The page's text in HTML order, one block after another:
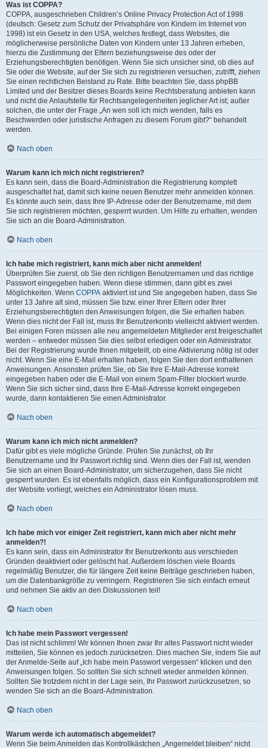
Was ist COPPA?
COPPA, ausgeschrieben Children’s Online Privacy Protection Act of 1998
(deutsch: Gesetz zum Schutz der Privatsphäre von Kindern im Internet von
1998) ist ein Gesetz in den USA, welches festlegt, dass Websites, die
möglicherweise persönliche Daten von Kindern unter 13 Jahren erheben,
hierzu die Zustimmung der Eltern beziehungsweise des oder der
Erziehungsberechtigten benötigen. Wenn Sie sich unsicher sind, ob dies auf
Sie oder die Website, auf der Sie sich zu registrieren versuchen, zutrifft, ziehen
Sie einen rechtlichen Beistand zu Rate. Bitte beachten Sie, dass phpBB
Limited und der Besitzer dieses Boards keine Rechtsberatung anbieten kann
und nicht die Anlaufstelle für Rechtsangelegenheiten jeglicher Art ist; außer
solchen, die unter der Frage „An wen soll ich mich wenden, falls es
Beschwerden oder juristische Anfragen zu diesem Forum gibt?“ behandelt
werden.
Nach oben
Warum kann ich mich nicht registrieren?
Es kann sein, dass die Board-Administration die Registrierung komplett
ausgeschaltet hat, damit sich keine neuen Benutzer mehr anmelden können.
Es könnte auch sein, dass Ihre IP-Adresse oder der Benutzername, mit dem
Sie sich registrieren möchten, gesperrt wurden. Um Hilfe zu erhalten, wenden
Sie sich an die Board-Administration.
Nach oben
Ich habe mich registriert, kann mich aber nicht anmelden!
Überprüfen Sie zuerst, ob Sie den richtigen Benutzernamen und das richtige
Passwort eingegeben haben. Wenn diese stimmen, dann gibt es zwei
Möglichkeiten. Wenn COPPA aktiviert ist und Sie angegeben haben, dass Sie
unter 13 Jahre alt sind, müssen Sie bzw. einer Ihrer Eltern oder Ihrer
Erziehungsberechtigten den Anweisungen folgen, die Sie erhalten haben.
Wenn dies nicht der Fall ist, muss Ihr Benutzerkonto vielleicht aktiviert werden.
Bei einigen Foren müssen alle neu angemeldeten Mitglieder erst freigeschaltet
werden – entweder müssen Sie dies selbst erledigen oder ein Administrator.
Bei der Registrierung wurde Ihnen mitgeteilt, ob eine Aktivierung nötig ist oder
nicht. Wenn Sie eine E-Mail erhalten haben, folgen Sie den dort enthaltenen
Anweisungen. Ansonsten prüfen Sie, ob Sie Ihre E-Mail-Adresse korrekt
eingegeben haben oder die E-Mail von einem Spam-Filter blockiert wurde.
Wenn Sie sich sicher sind, dass Ihre E-Mail-Adresse korrekt eingegeben
wurde, dann kontaktieren Sie einen Administrator.
Nach oben
Warum kann ich mich nicht anmelden?
Dafür gibt es viele mögliche Gründe. Prüfen Sie zunächst, ob Ihr
Benutzername und Ihr Passwort richtig sind. Wenn dies der Fall ist, wenden
Sie sich an einen Board-Administrator, um sicherzugehen, dass Sie nicht
gesperrt wurden. Es ist ebenfalls möglich, dass ein Konfigurationsproblem mit
der Website vorliegt, welches ein Administrator lösen muss.
Nach oben
Ich habe mich vor einiger Zeit registriert, kann mich aber nicht mehr
anmelden?!
Es kann sein, dass ein Administrator Ihr Benutzerkonto aus verschieden
Gründen deaktiviert oder gelöscht hat. Außerdem löschen viele Boards
regelmäßig Benutzer, die für längere Zeit keine Beiträge geschrieben haben,
um die Datenbankgröße zu verringern. Registrieren Sie sich einfach erneut
und nehmen Sie aktiv an den Diskussionen teil!
Nach oben
Ich habe mein Passwort vergessen!
Das ist nicht schlimm! Wir können Ihnen zwar Ihr altes Passwort nicht wieder
mitteilen, Sie können es jedoch zurücksetzen. Dies machen Sie, indem Sie auf
der Anmelde-Seite auf „Ich habe mein Passwort vergessen“ klicken und den
Anweisungen folgen. So sollten Sie sich schnell wieder anmelden können.
Sollten Sie trotzdem nicht in der Lage sein, Ihr Passwort zurückzusetzen, so
wenden Sie sich an die Board-Administration.
Nach oben
Warum werde ich automatisch abgemeldet?
Wenn Sie beim Anmelden das Kontrollkästchen „Angemeldet bleiben“ nicht